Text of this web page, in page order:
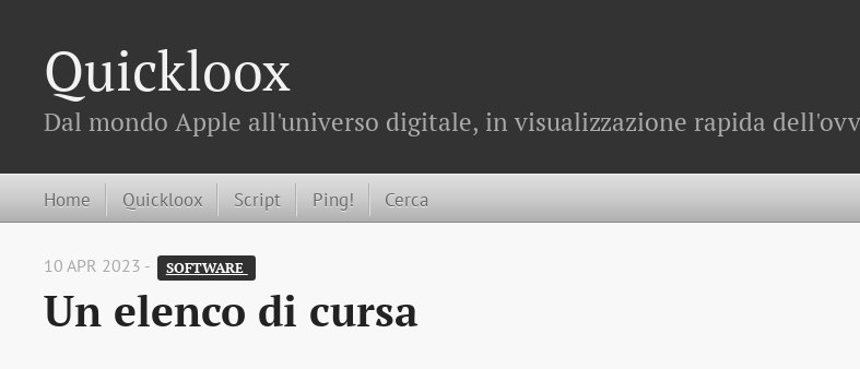
Quickloox
Dal mondo Apple all'universo digitale, in visualizzazione rapida
Home Quickloox Script Ping! Cerca
10 APR 2023 - SOFTWARE
Un elenco di cursa